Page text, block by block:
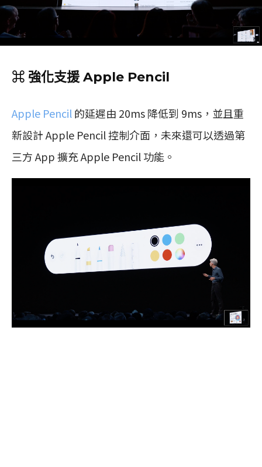
⌘ 強化支援 Apple Pencil
Apple Pencil的延遲由 20ms 降低到 9ms，並且重
新設計 Apple Pencil 控制介面，未來還可以透過第
三方 App 擴充 Apple Pencil 功能。